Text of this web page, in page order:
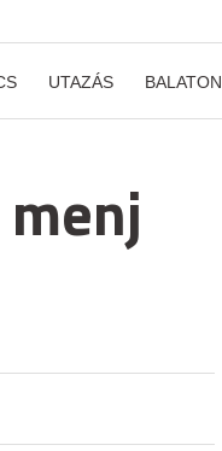
UTAZÁS BALATON